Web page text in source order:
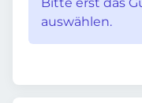
auswählen.